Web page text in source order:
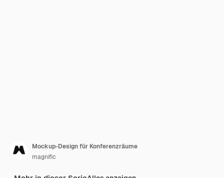
Mockup-Design für Konferenzräume
magnific